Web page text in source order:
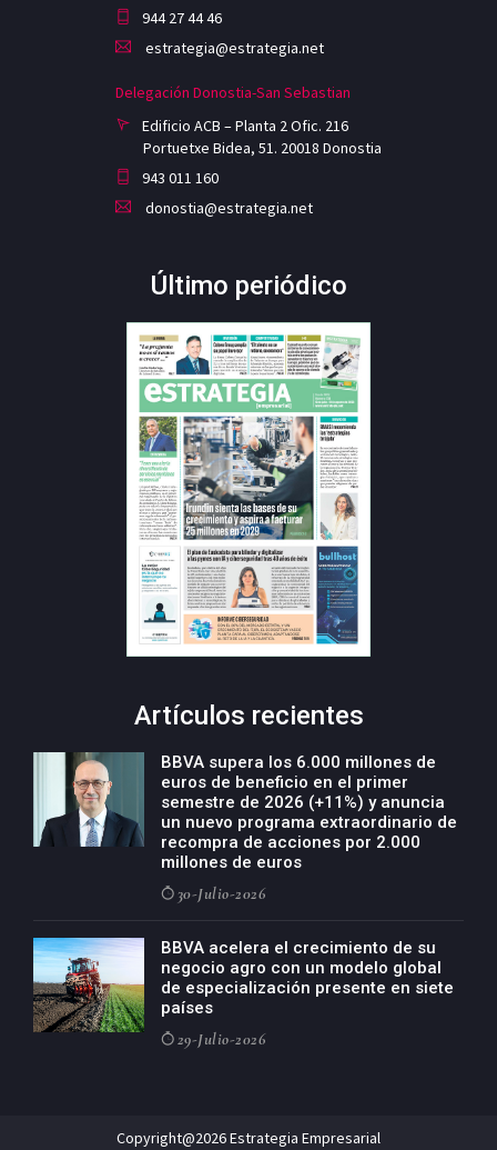
944 27 44 46
estrategia@estrategia.net
Delegación Donostia-San Sebastian
Edificio ACB – Planta 2 Ofic. 216
Portuetxe Bidea, 51. 20018 Donostia
943 011 160
donostia@estrategia.net
Último periódico
Artículos recientes
BBVA supera los 6.000 millones de
euros de beneficio en el primer
semestre de 2026 (+11%) y anuncia
un nuevo programa extraordinario de
recompra de acciones por 2.000
millones de euros
30-Julio-2026
BBVA acelera el crecimiento de su
negocio agro con un modelo global
de especialización presente en siete
países
29-Julio-2026
Copyright@2026 Estrategia Empresarial